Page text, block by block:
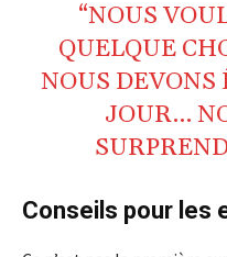
“NOUS
QUELQUE
NOUS DEVONS
JOUR…
Conseils pour les